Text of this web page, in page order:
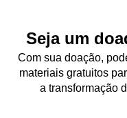
Seja um
Com sua doação,
materiais gratuitos
a transformação